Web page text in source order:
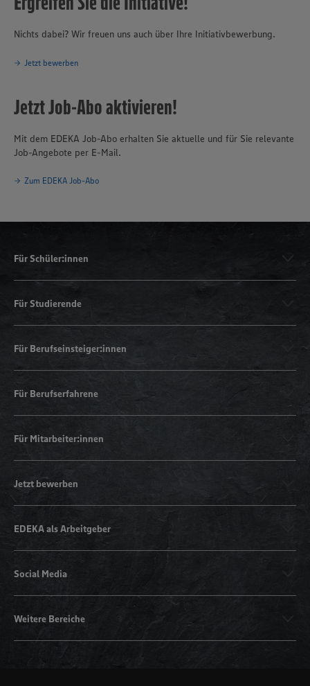
Nichts dabei? Wir freuen uns auch über Ihre Initiativbewerbung.
Jetzt bewerben
Jetzt Job-Abo aktivieren!
Mit dem EDEKA Job-Abo erhalten Sie aktuelle und für Sie relevante
Job-Angebote per E-Mail.
Zum EDEKA Job-Abo
Für Schüler:innen
Für Studierende
Für Berufseinsteiger:innen
Für Berufserfahrene
Für Mitarbeiter:innen
Jetzt bewerben
EDEKA als Arbeitgeber
Social Media
Weitere Bereiche